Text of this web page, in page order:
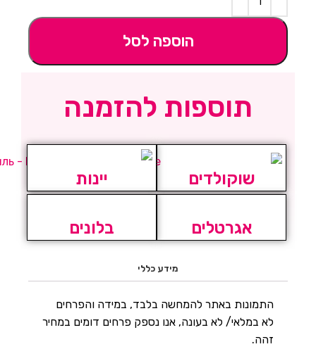
הוספה לסל
תוספות להזמנה
שוקולדים יינות
אגרטלים בלונים
מידע כללי
התמונות באתר להמחשה בלבד, במידה והפרחים
לא במלאי/ לא בעונה, אנו נספק פרחים דומים במחיר
זהה.
את
כל
האפשרויות
הצהרת נגישות